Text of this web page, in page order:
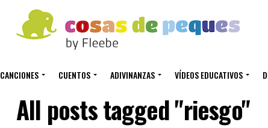
CANCIONES CUENTOS ADIVINANZAS VÍDEOS EDUCATIVOS
All posts tagged "riesgo"